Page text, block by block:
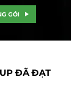
GÓI
ĐÃ ĐẠT